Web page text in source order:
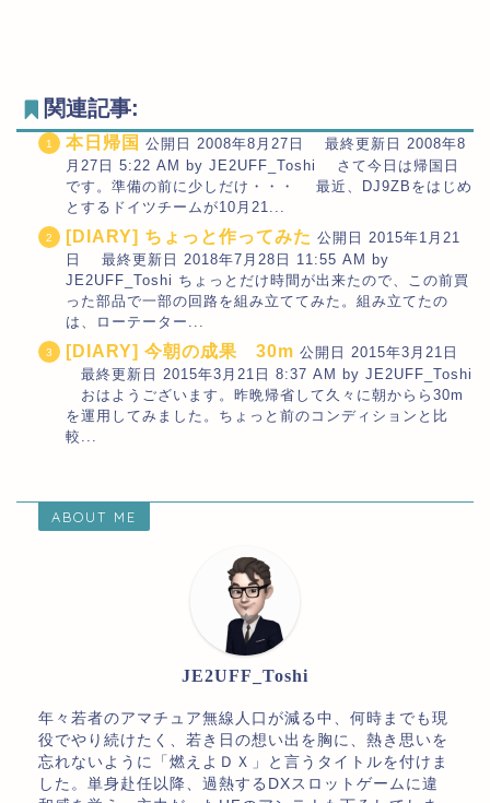
関連記事:
本日帰国 公開日 2008年8月27日 最終更新日 2008年8
月27日 5:22 AM by JE2UFF_Toshi さて今日は帰国日
です。準備の前に少しだけ・・・ 最近、DJ9ZBをはじめ
とするドイツチームが10月21...
[DIARY] ちょっと作ってみた 公開日 2015年1月21
日 最終更新日 2018年7月28日 11:55 AM by
JE2UFF_Toshi ちょっとだけ時間が出来たので、この前買
った部品で一部の回路を組み立ててみた。組み立てたの
は、ローテーター...
[DIARY] 今朝の成果 30m 公開日 2015年3月21日
最終更新日 2015年3月21日 8:37 AM by JE2UFF_Toshi
おはようございます。昨晩帰省して久々に朝からら30m
を運用してみました。ちょっと前のコンディションと比
較...
ABOUT ME
JE2UFF_Toshi
年々若者のアマチュア無線人口が減る中、何時までも現
役でやり続けたく、若き日の想い出を胸に、熱き思いを
忘れないように「燃えよＤＸ」と言うタイトルを付けま
した。単身赴任以降、過熱するDXスロットゲームに違